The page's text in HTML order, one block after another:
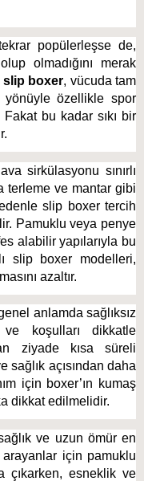
popülerleşse de,
olmadığını merak
slip boxer, vücuda tam
yönüyle özellikle spor
bu kadar sıkı bir
sirkülasyonu sınırlı
terleme ve mantar gibi
slip boxer tercih
Pamuklu veya penye
alabilir yapılarıyla bu
slip boxer modelleri,
azaltır.
anlamda sağlıksız
koşulları dikkatle
ziyade kısa süreli
açısından daha
için boxer’ın kumaş
dikkat edilmelidir.
ve uzun ömür en
için pamuklu
çıkarken, esneklik ve